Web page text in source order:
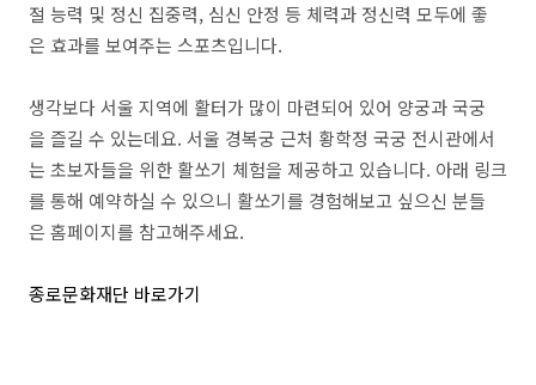
절 능력 및 정신 집중력, 심신 안정 등 체력과 정신력 모두에 좋
은 효과를 보여주는 스포츠입니다.
생각보다 서울 지역에 활터가 많이 마련되어 있어 양궁과 국궁
을 즐길 수 있는데요. 서울 경복궁 근처 황학정 국궁 전시관에서
는 초보자들을 위한 활쏘기 체험을 제공하고 있습니다. 아래 링크
를 통해 예약하실 수 있으니 활쏘기를 경험해보고 싶으신 분들
은 홈페이지를 참고해주세요.
종로문화재단 바로가기